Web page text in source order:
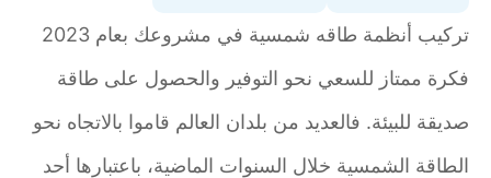
تركيب أنظمة طاقه شمسية في مشروعك بعام 2023
فكرة ممتاز للسعي نحو التوفير والحصول على طاقة
صديقة للبيئة. فالعديد من بلدان العالم قاموا بالاتجاه نحو
الطاقة الشمسية خلال السنوات الماضية، باعتبارها أحد